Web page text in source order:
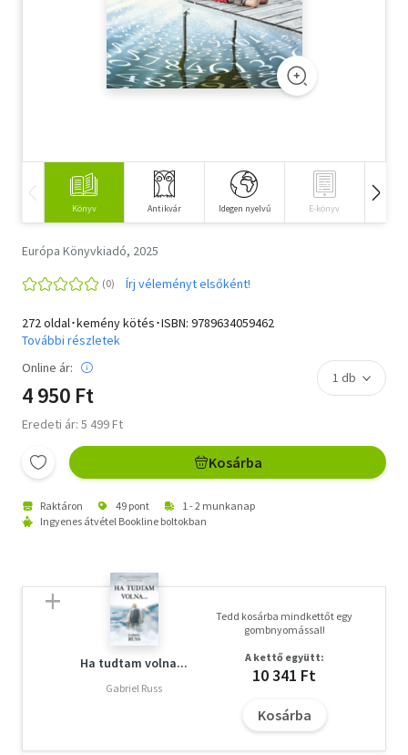
Tankönyv, segédkönyv
Társadalomtudomány
Természettudomány
Vallás
Könyv Antikvár Idegen nyelvű E-könyv
Európa Könyvkiadó, 2025
Írj véleményt elsőként!
272 oldal･kemény kötés･ISBN: 9789634059462
További részletek
Online ár:
4 950 Ft
Eredeti ár: 5 499 Ft
Kosárba
Raktáron 49 pont
1 - 2 munkanap
Ingyenes átvétel Bookline boltokban
Ha tudtam volna...
Gabriel Russ
Tedd kosárba mindkettőt egy
gombnyomással!
A kettő együtt:
10 341 Ft
Kosárba